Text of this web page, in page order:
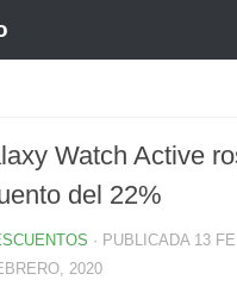
Watch Active
del 22%
· PUBLICADA 13
2020